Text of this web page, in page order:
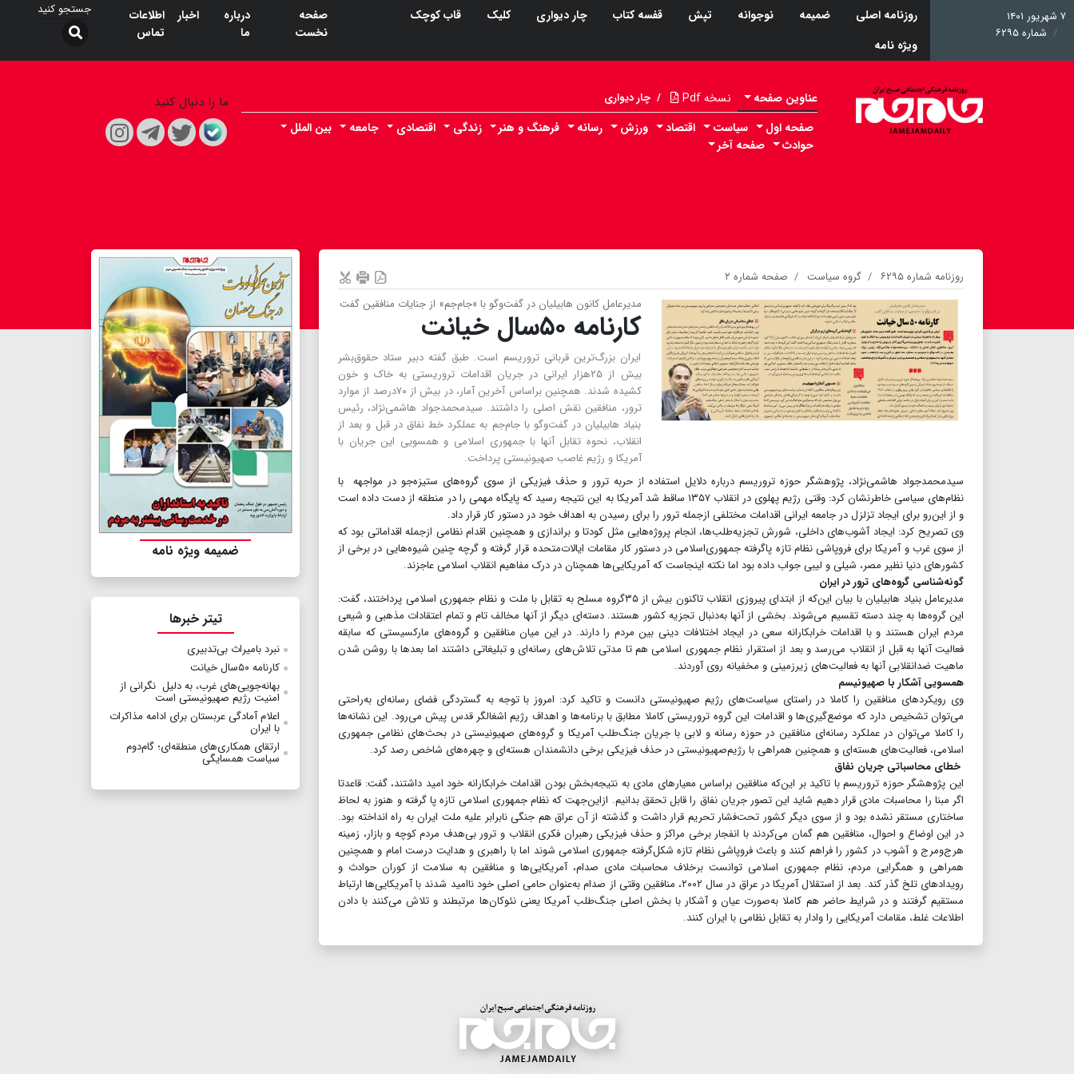
۷ شهریور ۱۴۰۱
شماره ۶۲۹۵
روزنامه اصلی ضمیمه نوجوانه تپش قفسه کتاب چار دیواری کلیک
قاب کوچک
ویژه نامه
صفحه
نخست
درباره
ما
اخبار
اطلاعات
تماس
عناوین صفحه نسخه Pdf / چار دیواری
صفحه اول سیاست اقتصاد ورزش رسانه فرهنگ و هنر زندگی اقتصادی جامعه
بین الملل
حوادث
صفحه آخر
ما را دنبال کنید
روزنامه شماره ۶۲۹۵ گروه سیاست
صفحه شماره ۲
مدیرعامل کانون هابیلیان در گفت‌وگو با «جام‌جم» از جنایات منافقین گفت
کارنامه ۵۰سال خیانت
ایران بزرگ‌ترین قربانی تروریسم است. طبق گفته دبیر ستاد حقوق‌بشر
بیش از ۲۵‌هزار ایرانی در جریان اقدامات تروریستی به خاک و خون
کشیده شدند. همچنین بر‌اساس آخرین آمار، در بیش از ۷۰‌درصد از موارد
ترور، منافقین نقش اصلی را داشتند. سیدمحمدجواد هاشمی‌نژاد، رئیس
بنیاد هابیلیان در گفت‌وگو با جام‌جم به عملکرد خط نفاق در قبل و بعد از
انقلاب، نحوه تقابل آنها با جمهوری اسلامی و همسویی این جریان با
آمریکا و رژیم غاصب صهیونیستی پرداخت.
سیدمحمدجواد هاشمی‌نژاد، پژوهشگر حوزه تروریسم درباره دلایل استفاده از حربه ترور و حذف فیزیکی از سوی گروه‌های ستیزه‌جو در مواجهه با
نظام‌های سیاسی خاطرنشان کرد: وقتی رژیم پهلوی در انقلاب ۱۳۵۷ ساقط شد آمریکا به این نتیجه رسید که پایگاه مهمی را در منطقه از دست ‌داده است
و از این‌رو برای ایجاد تزلزل در جامعه ایرانی اقدامات مختلفی ازجمله ترور را برای رسیدن به اهداف خود در دستور کار قرار داد.
وی تصریح کرد: ایجاد آشوب‌های داخلی، شورش تجزیه‌طلب‌ها، انجام پروژه‌هایی مثل کودتا و براندازی و همچنین اقدام نظامی ازجمله اقداماتی بود که
از سوی غرب و آمریکا برای فروپاشی نظام تازه پاگرفته جمهوری‌اسلامی در دستور کار مقامات ایالات‌متحده قرار گرفته و گرچه چنین شیوه‌هایی در برخی از
کشورهای دنیا نظیر مصر، شیلی و لیبی جواب داده بود اما نکته اینجاست که آمریکایی‌ها همچنان در درک مفاهیم انقلاب اسلامی عاجزند.
گونه‌شناسی گروه‌های ترور در ایران
مدیرعامل بنیاد هابیلیان با بیان این‌که از ابتدای پیروزی انقلاب تاکنون بیش از ۳۵گروه مسلح به تقابل با ملت و نظام جمهوری اسلامی پرداختند، گفت:
این گروه‌ها به چند دسته تقسیم می‌شوند. بخشی از آنها به‌دنبال تجزیه کشور هستند. دسته‌ای دیگر از آنها مخالف تام و تمام اعتقادات مذهبی و شیعی
مردم ایران هستند و با اقدامات خرابکارانه سعی در ایجاد اختلافات دینی بین مردم را دارند. در این میان منافقین و گروه‌های مارکسیستی که سابقه
فعالیت آنها به قبل از انقلاب می‌رسد و بعد از استقرار نظام جمهوری اسلامی هم تا مدتی تلاش‌های رسانه‌ای و تبلیغاتی داشتند اما بعدها با روشن شدن
ماهیت ضدانقلابی آنها به فعالیت‌های زیرزمینی و مخفیانه روی آوردند.
همسویی آشکار با صهیونیسم
وی رویکردهای منافقین را کاملا در راستای سیاست‌های رژیم صهیونیستی دانست و تاکید کرد: امروز با توجه به گستردگی فضای رسانه‌ای به‌راحتی
می‌توان تشخیص دارد که موضع‌گیری‌ها و اقدامات این گروه تروریستی کاملا مطابق با برنامه‌ها و اهداف رژیم اشغالگر قدس پیش می‌رود. این نشانه‌ها
را کاملا می‌توان در عملکرد رسانه‌ای منافقین در حوزه رسانه و لابی با جریان جنگ‌طلب آمریکا و گروه‌های صهیونیستی در بحث‌های نظامی جمهوری
اسلامی، فعالیت‌های هسته‌ای و همچنین همراهی با رژیم‌صهیونیستی در حذف فیزیکی برخی دانشمندان هسته‌ای و چهره‌های شاخص رصد کرد.
خطای محاسباتی جریان نفاق
این پژوهشگر حوزه تروریسم با تاکید بر این‌که منافقین بر‌اساس معیارهای مادی به نتیجه‌بخش بودن اقدامات خرابکارانه خود امید داشتند، گفت: قاعدتا
اگر مبنا را محاسبات مادی قرار دهیم شاید این تصور جریان نفاق را قابل تحقق بدانیم. ازاین‌جهت که نظام جمهوری اسلامی تازه پا گرفته و هنوز به لحاظ
ساختاری مستقر نشده بود و از سوی دیگر کشور تحت‌فشار تحریم قرار داشت و گذشته از آن عراق هم جنگی نابرابر علیه ملت ایران به راه انداخته بود.
در این اوضاع‌ و احوال، منافقین هم گمان می‌کردند با انفجار برخی مراکز و حذف فیزیکی رهبران فکری انقلاب و ترور بی‌هدف مردم کوچه و بازار، زمینه
هرج‌ومرج و آشوب در کشور را فراهم کنند و باعث فروپاشی نظام تازه شکل‌گرفته جمهوری اسلامی شوند اما با راهبری و هدایت درست امام و همچنین
همراهی و همگرایی مردم، نظام جمهوری اسلامی توانست برخلاف محاسبات مادی صدام، آمریکایی‌ها و منافقین به سلامت از کوران حوادث و
رویدادهای تلخ گذر کند. بعد از استقلال آمریکا در عراق در سال ۲۰۰۲، منافقین وقتی از صدام به‌عنوان حامی اصلی خود ناامید شدند با آمریکایی‌ها ارتباط
مستقیم گرفتند و در شرایط حاضر هم کاملا به‌صورت عیان و آشکار با بخش اصلی جنگ‌طلب آمریکا یعنی نئوکان‌ها مرتبطند و تلاش می‌کنند با دادن
اطلاعات غلط، مقامات آمریکایی را وادار به تقابل نظامی با ایران کنند.
ضمیمه ویژه نامه
تیتر خبرها
نبرد بامیراث بی‌تدبیری
کارنامه ۵۰سال خیانت
بهانه‌جویی‌های غرب، به‌ دلیل نگرانی از
امنیت رژیم صهیونیستی است
اعلام آمادگی عربستان برای ادامه مذاکرات
با ایران
ارتقای همکاری‌های منطقه‌ای؛ گام‌دوم
سیاست همسایگی